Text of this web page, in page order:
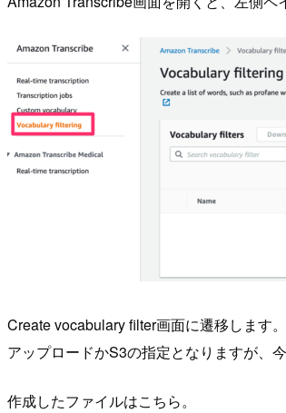
Create vocabulary filter画面に遷移します
アップロードかS3の指定となりますが、
作成したファイルはこちら。